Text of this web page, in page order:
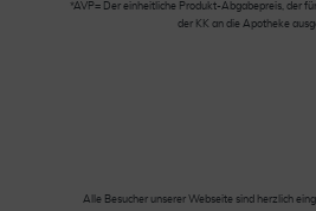
*AVP= Der einheitliche Produkt-Abgabepreis, der
der KK an die Apotheke
Alle Besucher unserer Webseite sind herzlich